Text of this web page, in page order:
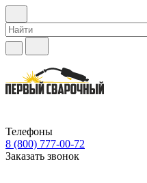
Телефоны
8 (800) 777-00-72
Заказать звонок